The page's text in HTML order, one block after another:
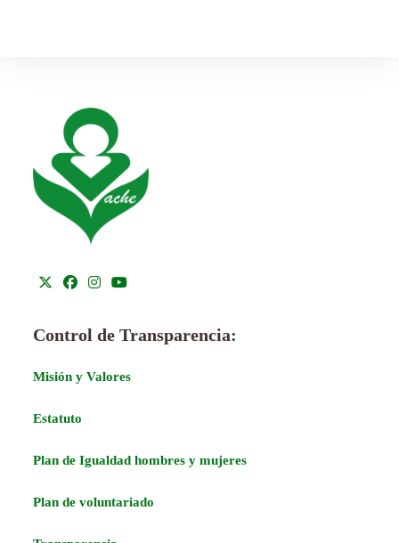
Control de Transparencia:
Misión y Valores
Estatuto
Plan de Igualdad hombres y mujeres
Plan de voluntariado